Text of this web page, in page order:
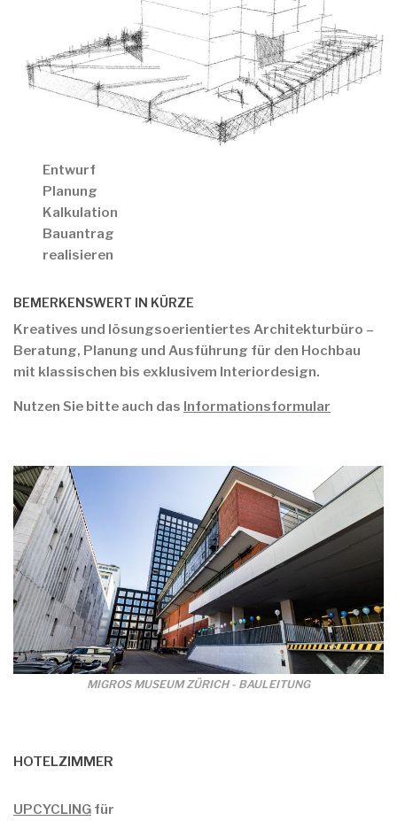
Entwurf
Planung
Kalkulation
Bauantrag
realisieren
BEMERKENSWERT IN KÜRZE
Kreatives und lösungsoerientiertes Architekturbüro –
Beratung, Planung und Ausführung für den Hochbau
mit klassischen bis exklusivem Interiordesign.
Nutzen Sie bitte auch das Informationsformular
MIGROS MUSEUM ZÜRICH - BAULEITUNG
HOTELZIMMER
UPCYCLING für